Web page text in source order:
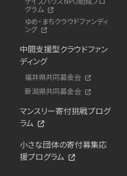
グラム
ゆめ・まちクラウドファンディ
ング
中間支援型クラウドファン
ディング
福井県共同募金会
新潟県共同募金会
マンスリー寄付挑戦プログ
ラム
小さな団体の寄付募集応
援プログラム